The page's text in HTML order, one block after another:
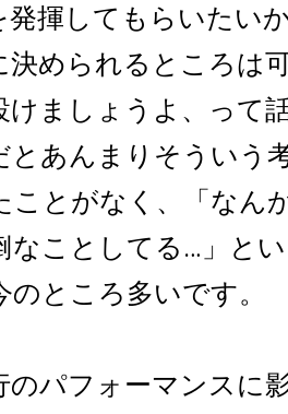
発揮してもらいたい
決められるところは
けましょうよ、って
とあんまりそういう
ことがなく、「なん
なことしてる…」と
ところ多いです。
のパフォーマンスに